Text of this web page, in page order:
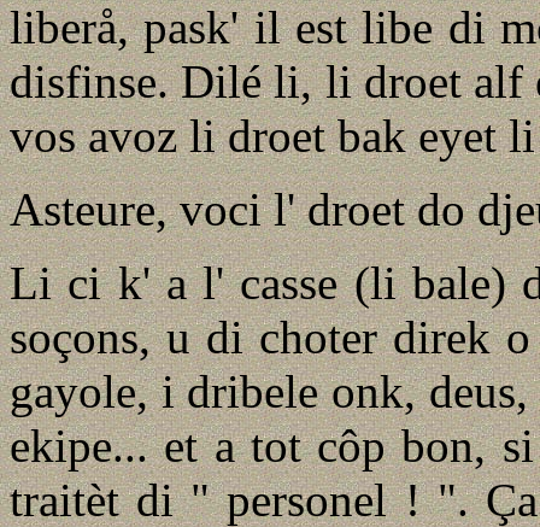
liberå, pask' il est libe di
disfinse. Dilé li, li droet alf
vos avoz li droet bak eyet
Asteure, voci l' droet do
Li ci k' a l' casse (li bale)
soçons, u di choter direk
gayole, i dribele onk, deus,
ekipe... et a tot côp bon,
traitèt di " personel ! ".